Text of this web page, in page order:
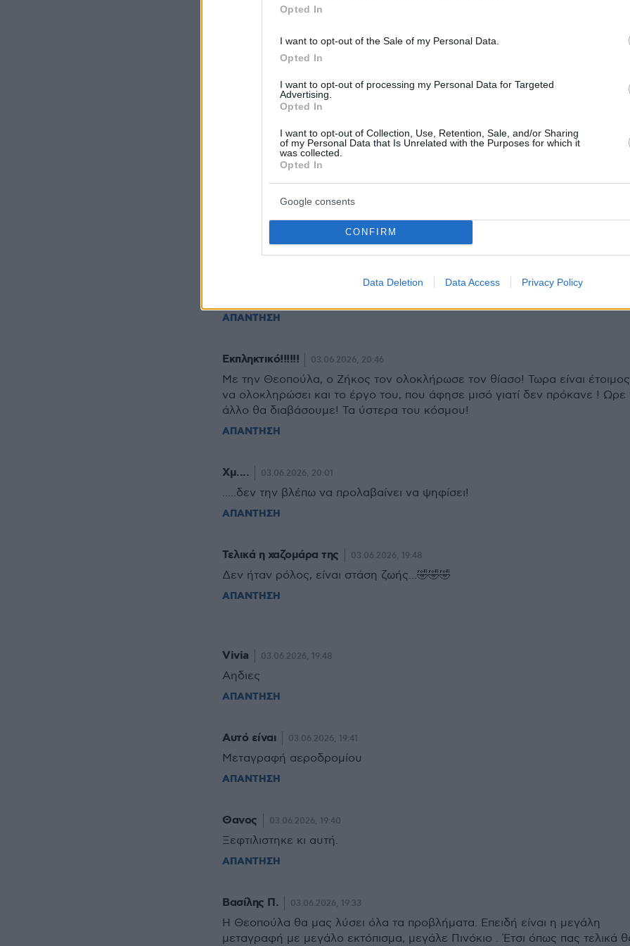
Opted In
I want to opt-out of the Sale of my Personal Data.
Opted In
I want to opt-out of processing my Personal Data for Targeted
Advertising.
Opted In
I want to opt-out of Collection, Use, Retention, Sale, and/or Sharing
of my Personal Data that Is Unrelated with the Purposes for which it
was collected.
Opted In
Google consents
CONFIRM
Data Deletion Data Access Privacy Policy
τις ειδήσεις
που συμβαίνουν, στοProtothema.gr
ΣΧΟΛΙΑ (132)
28000 περίπου χρόνια, νόμιζε όλος ο κόσμος ότι οι Μακεδόνες ήταν
ΑΠΑΝΤΗΣΗ
Εκπληκτικό!!!!!! 03.06.2026, 20:46
Με την Θεοπούλα, ο Ζήκος τον ολοκλήρωσε τον θίασο! Τωρα είναι έτοιμος
να ολοκληρώσει και το έργο του, που άφησε μισό γιατί δεν πρόκανε ! Ωρε
άλλο θα διαβάσουμε! Τα ύστερα του κόσμου!
ΑΠΑΝΤΗΣΗ
Χμ.... 03.06.2026, 20:01
.....δεν την βλέπω να προλαβαίνει να ψηφίσει!
ΑΠΑΝΤΗΣΗ
Τελικά η χαζομάρα της 03.06.2026, 19:48
Δεν ήταν ρόλος, είναι στάση ζωής...🤣🤣🤣
ΑΠΑΝΤΗΣΗ
Vivia 03.06.2026, 19:48
Αηδιες
ΑΠΑΝΤΗΣΗ
Αυτό είναι 03.06.2026, 19:41
Μεταγραφή αεροδρομίου
ΑΠΑΝΤΗΣΗ
Θανος 03.06.2026, 19:40
Ξεφτιλιστηκε κι αυτή.
ΑΠΑΝΤΗΣΗ
Βασίλης Π. 03.06.2026, 19:33
Η Θεοπούλα θα μας λύσει όλα τα προβλήματα. Επειδή είναι η μεγάλη
μεταγραφή με μεγάλο εκτόπισμα, μεγάλε Πινόκιο . Έτσι όπως πας τελικά